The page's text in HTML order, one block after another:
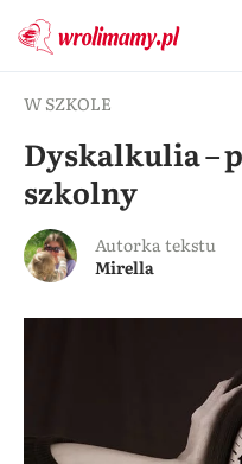
W SZKOLE
Dyskalkulia –
szkolny
Autorka tekstu
Mirella